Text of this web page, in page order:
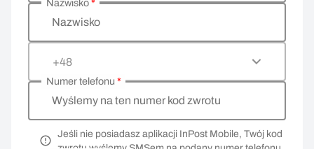
Nazwisko
Nazwisko*
+48
Wyślemy na ten numer kod zwrotu
Numer telefonu *
Jeśli nie posiadasz aplikacji InPost Mobile, Twój kod